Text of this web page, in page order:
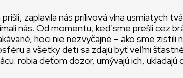
zaplavila nás prílivová vlna usmiatych
nás. Od momentu, keď sme prešli cez
hoci nie nezvyčajné – ako sme zistili
a všetky deti sa zdajú byť veľmi
robia deťom dozor, umývajú ich, ukladajú